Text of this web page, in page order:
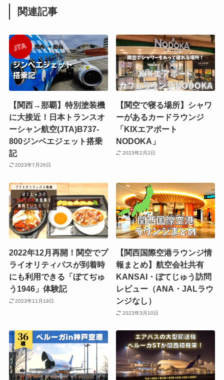
関連記事
【関西→那覇】特別塗装機
に大接近！日本トランスオ
ーシャン航空(JTA)B737-
800ジンベエジェット搭乗
記
2023年7月26日
【関空で寝る場所】シャワ
ーがあるカードラウンジ
「KIXエアポート
NODOKA」
2023年2月2日
2022年12月再開！関空でプ
ライオリティパスが到着時
にも利用できる「ぼてぢゅ
う1946」体験記
2023年11月19日
【関西国際空港ラウンジ情
報まとめ】航空会社共有
KANSAI・ぼてじゅう訪問
レビュー（ANA・JALラウ
ンジなし）
2023年3月10日